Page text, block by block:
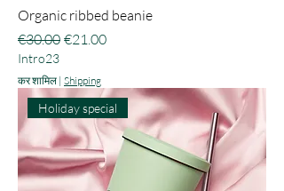
Organic ribbed beanie
नियमित मूल्य
€30.00 बिक्री मूल्य
€21.00
Intro23
कर शामिल | Shipping
Holiday special